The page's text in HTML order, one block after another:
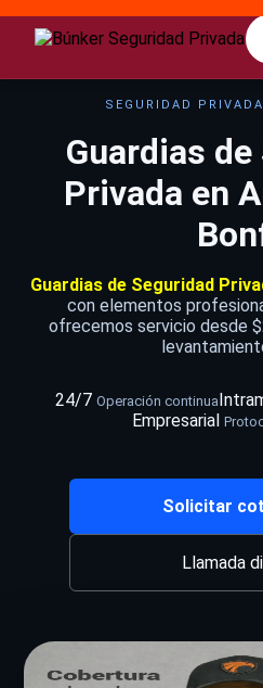
SEGURIDAD
Guardias
Privada en
Guardias de Seguridad
con elementos
ofrecemos servicio desde
24/7 Operación continua
Empresarial
Solicitar
Llamada